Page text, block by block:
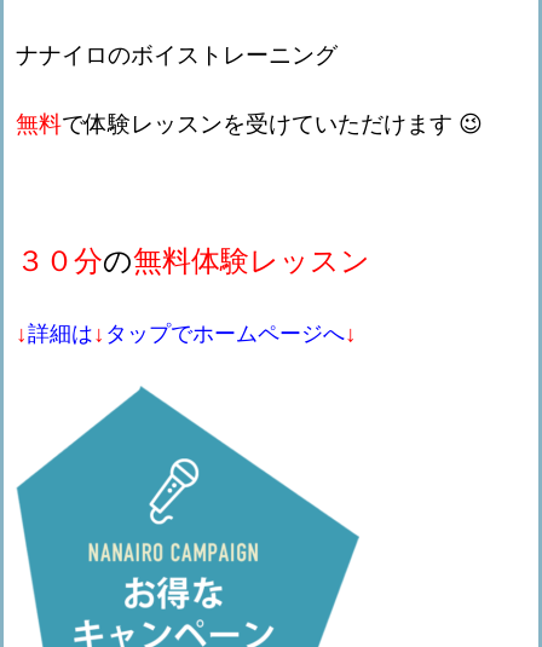
ナナイロのボイストレーニング
無料で体験レッスンを受けていただけます 😉
３０分の無料体験レッスン
↓詳細は↓ タップでホームページへ↓